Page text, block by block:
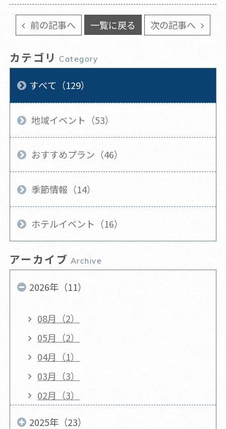
前の記事へ 一覧に戻る 次の記事へ
カテゴリ Category
すべて（129）
地域イベント（53）
おすすめプラン（46）
季節情報（14）
ホテルイベント（16）
アーカイブ Archive
2026年（11）
08月（2）
05月（2）
04月（1）
03月（3）
02月（3）
2025年（23）